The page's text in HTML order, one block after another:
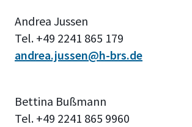
Andrea Jussen
Tel. +49 2241 865 179
andrea.jussen@h-brs.de
Bettina Bußmann
Tel. +49 2241 865 9960